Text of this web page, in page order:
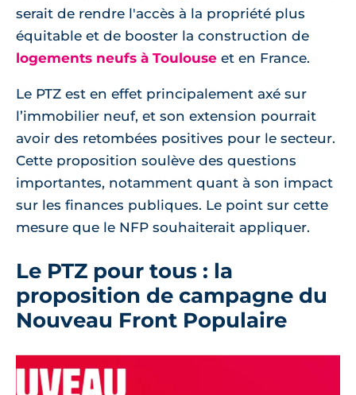
serait de rendre l'accès à la propriété plus
équitable et de booster la construction de
logements neufs à Toulouse et en France.
Le PTZ est en effet principalement axé sur
l’immobilier neuf, et son extension pourrait
avoir des retombées positives pour le secteur.
Cette proposition soulève des questions
importantes, notamment quant à son impact
sur les finances publiques. Le point sur cette
mesure que le NFP souhaiterait appliquer.
Le PTZ pour tous : la
proposition de campagne du
Nouveau Front Populaire